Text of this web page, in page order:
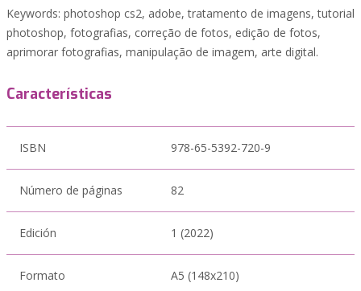
Keywords: photoshop cs2, adobe, tratamento de imagens, tutorial
photoshop, fotografias, correção de fotos, edição de fotos,
aprimorar fotografias, manipulação de imagem, arte digital.
Características
ISBN 978-65-5392-720-9
Número de páginas 82
Edición 1 (2022)
Formato A5 (148x210)